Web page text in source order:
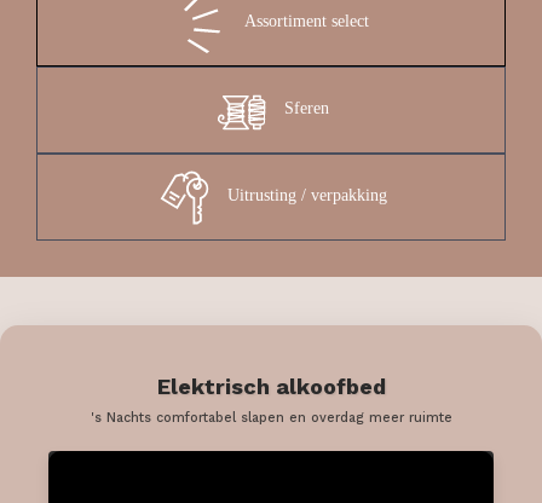
Assortiment select
Sferen
Uitrusting / verpakking
Elektrisch alkoofbed
's Nachts comfortabel slapen en overdag meer ruimte